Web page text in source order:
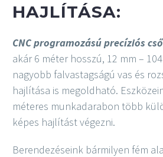
HAJLÍTÁSA:
CNC programozású precíziós
akár 6 méter hosszú, 12 mm –
nagyobb falvastagságú vas és
hajlítása is megoldható.
méteres munkadarabon több
képes hajlítást végezni.
Berendezéseink bármilyen fém